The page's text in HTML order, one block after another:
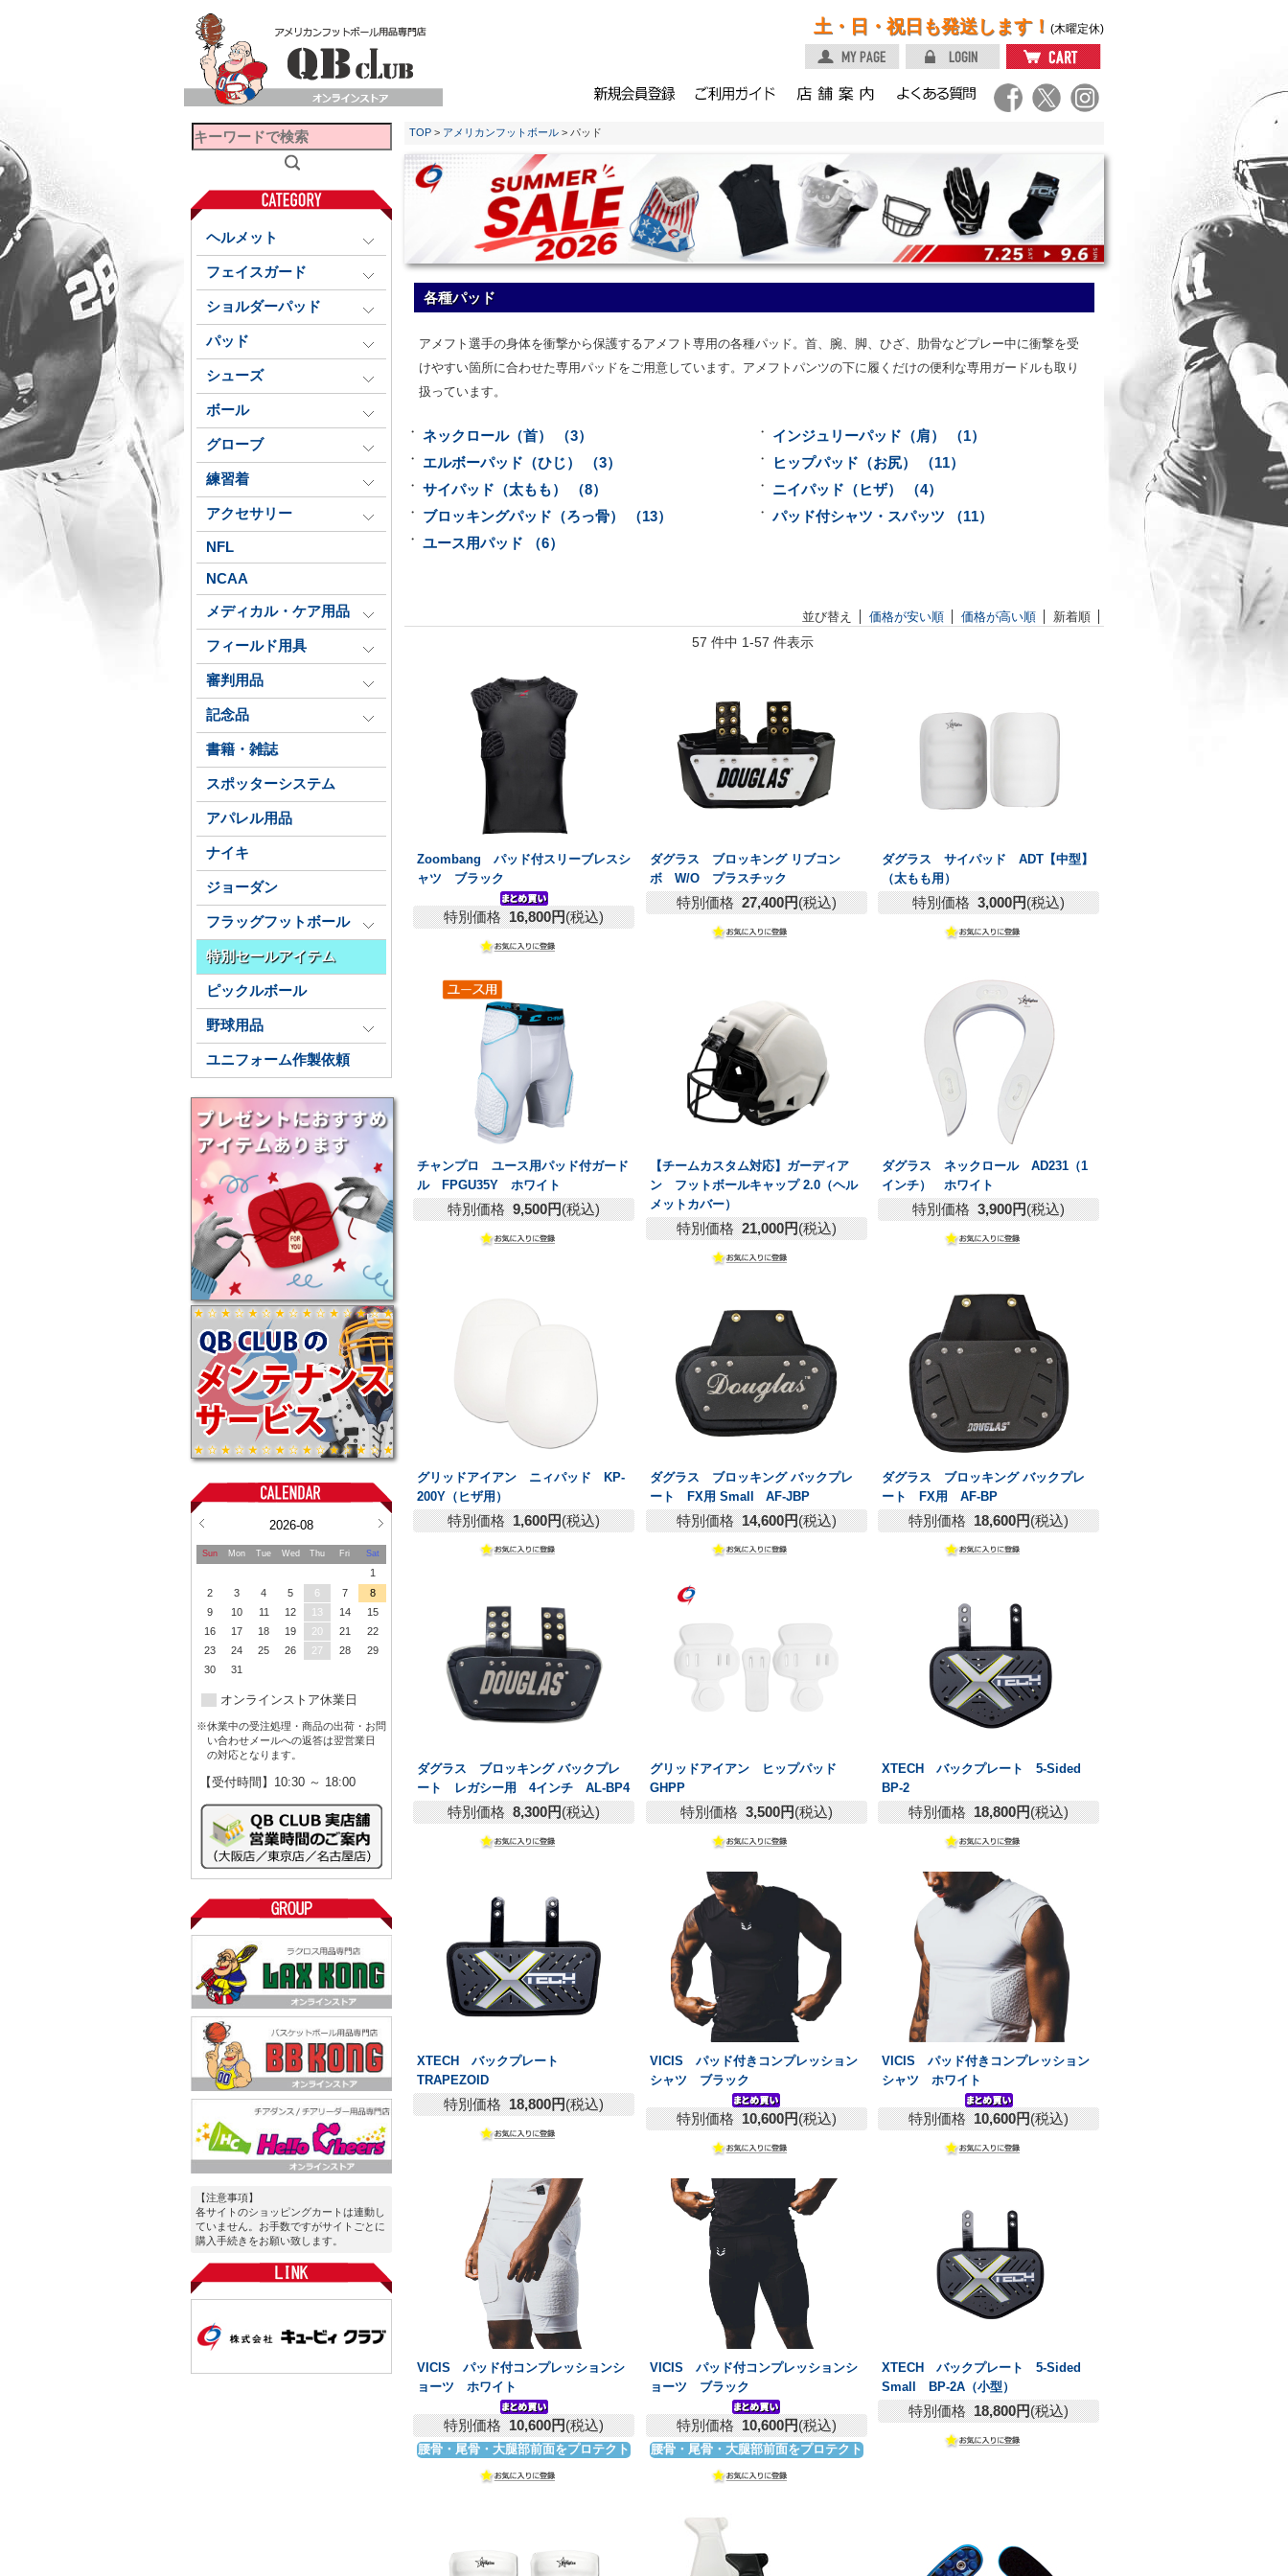
土・日・祝日も発送します！ (木曜定休)
ヘルメット
フェイスガード
ショルダーパッド
パッド
シューズ
ボール
グローブ
練習着
アクセサリー
NFL
NCAA
メディカル・ケア用品
フィールド用具
審判用品
記念品
書籍・雑誌
スポッターシステム
アパレル用品
ナイキ
ジョーダン
フラッグフットボール
特別セールアイテム
ピックルボール
野球用品
ユニフォーム作製依頼
2026-08
Sun Mon Tue Wed Thu Fri Sat
1
2
3 4 5 6 7
8
9
10 11 12 13 14
15
16
17 18 19 20 21
22
23
24 25 26 27 28
29
30
31
オンラインストア休業日
※休業中の受注処理・商品の出荷・お問
い合わせメールへの返答は翌営業日
の対応となります。
【受付時間】10:30 ～ 18:00
【注意事項】
各サイトのショッピングカートは連動し
ていません。お手数ですがサイトごとに
購入手続きをお願い致します。
TOP > アメリカンフットボール > パッド
各種パッド
アメフト選手の身体を衝撃から保護するアメフト専用の各種パッド。首、腕、脚、ひざ、肋骨などプレー中に衝撃を受
けやすい箇所に合わせた専用パッドをご用意しています。アメフトパンツの下に履くだけの便利な専用ガードルも取り
扱っています。
・ ネックロール（首） （3） ・ インジュリーパッド（肩） （1）
・ エルボーパッド（ひじ） （3） ・ ヒップパッド（お尻） （11）
・ サイパッド（太もも） （8） ・ ニイパッド（ヒザ） （4）
・ ブロッキングパッド（ろっ骨） （13） ・ パッド付シャツ・スパッツ （11）
・ ユース用パッド （6）
並び替え 価格が安い順 価格が高い順 新着順
57 件中 1-57 件表示
Zoombang パッド付スリーブレスシ
ャツ ブラック
特別価格 16,800円(税込)
ダグラス ブロッキング リブコン
ボ W/O プラスチック
特別価格 27,400円(税込)
ダグラス サイパッド ADT【中型】
（太もも用）
特別価格 3,000円(税込)
チャンプロ ユース用パッド付ガード
ル FPGU35Y ホワイト
特別価格 9,500円(税込)
【チームカスタム対応】ガーディア
ン フットボールキャップ 2.0（ヘル
メットカバー）
特別価格 21,000円(税込)
ダグラス ネックロール AD231（1
インチ） ホワイト
特別価格 3,900円(税込)
グリッドアイアン ニィパッド KP-
200Y（ヒザ用）
特別価格 1,600円(税込)
ダグラス ブロッキング バックプレ
ート FX用 Small AF-JBP
特別価格 14,600円(税込)
ダグラス ブロッキング バックプレ
ート FX用 AF-BP
特別価格 18,600円(税込)
ダグラス ブロッキング バックプレ
ート レガシー用 4インチ AL-BP4
特別価格 8,300円(税込)
グリッドアイアン ヒップパッド
GHPP
特別価格 3,500円(税込)
XTECH バックプレート 5-Sided
BP-2
特別価格 18,800円(税込)
XTECH バックプレート
TRAPEZOID
特別価格 18,800円(税込)
VICIS パッド付きコンプレッション
シャツ ブラック
特別価格 10,600円(税込)
VICIS パッド付きコンプレッション
シャツ ホワイト
特別価格 10,600円(税込)
VICIS パッド付コンプレッションシ
ョーツ ホワイト
特別価格 10,600円(税込)
腰骨・尾骨・大腿部前面をプロテクト
VICIS パッド付コンプレッションシ
ョーツ ブラック
特別価格 10,600円(税込)
腰骨・尾骨・大腿部前面をプロテクト
XTECH バックプレート 5-Sided
Small BP-2A（小型）
特別価格 18,800円(税込)